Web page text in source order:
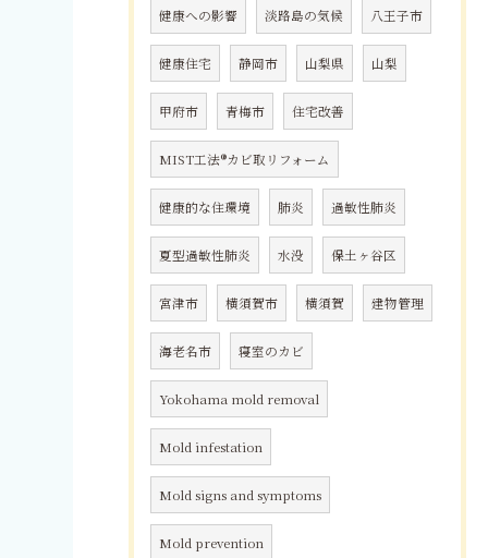
健康への影響 淡路島の気候 八王子市
健康住宅 静岡市 山梨県 山梨
甲府市 青梅市 住宅改善
MIST工法®カビ取リフォーム
健康的な住環境 肺炎 過敏性肺炎
夏型過敏性肺炎 水没 保土ヶ谷区
宮津市 横須賀市 横須賀 建物管理
海老名市 寝室のカビ
Yokohama mold removal
Mold infestation
Mold signs and symptoms
Mold prevention